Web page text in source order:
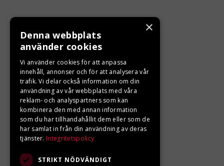
ÖPPETTIDER
Måndag - Fredag 10.00 -17.00
LJUNGBERGS MOTOR
Din BRP återförsäljare i Sveg!
×
Denna webbplats
använder cookies
Vi använder cookies för att anpassa
innehåll, annonser och för att analysera vår
trafik. Vi delar också information om din
användning av vår webbplats med våra
reklam- och analyspartners som kan
kombinera den med annan information
som du har tillhandahållit dem eller som de
har samlat in från din användning av deras
tjänster. Integritetspolicy
STRIKT NÖDVÄNDIGT